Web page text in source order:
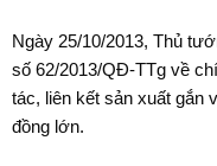
Ngày 25/10/2013, Thủ
số 62/2013/QĐ-TTg về
tác, liên kết sản xuất gắn
đồng lớn.